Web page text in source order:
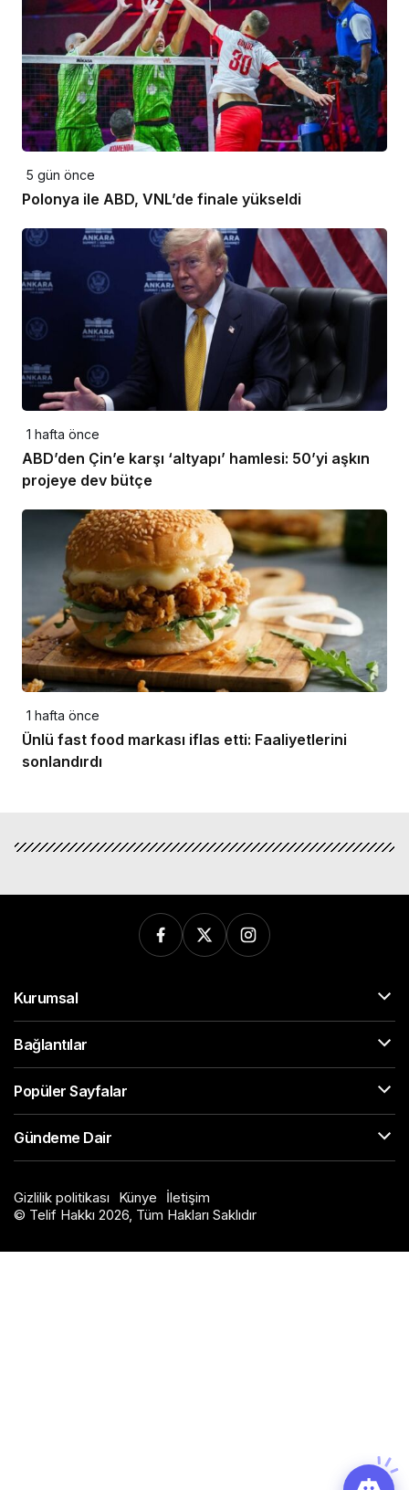
5 gün önce
Polonya ile ABD, VNL’de finale yükseldi
1 hafta önce
ABD’den Çin’e karşı ‘altyapı’ hamlesi: 50’yi aşkın
projeye dev bütçe
1 hafta önce
Ünlü fast food markası iflas etti: Faaliyetlerini
sonlandırdı
Kurumsal
Bağlantılar
Popüler Sayfalar
Gündeme Dair
Gizlilik politikası Künye
İletişim
© Telif Hakkı 2026, Tüm Hakları Saklıdır